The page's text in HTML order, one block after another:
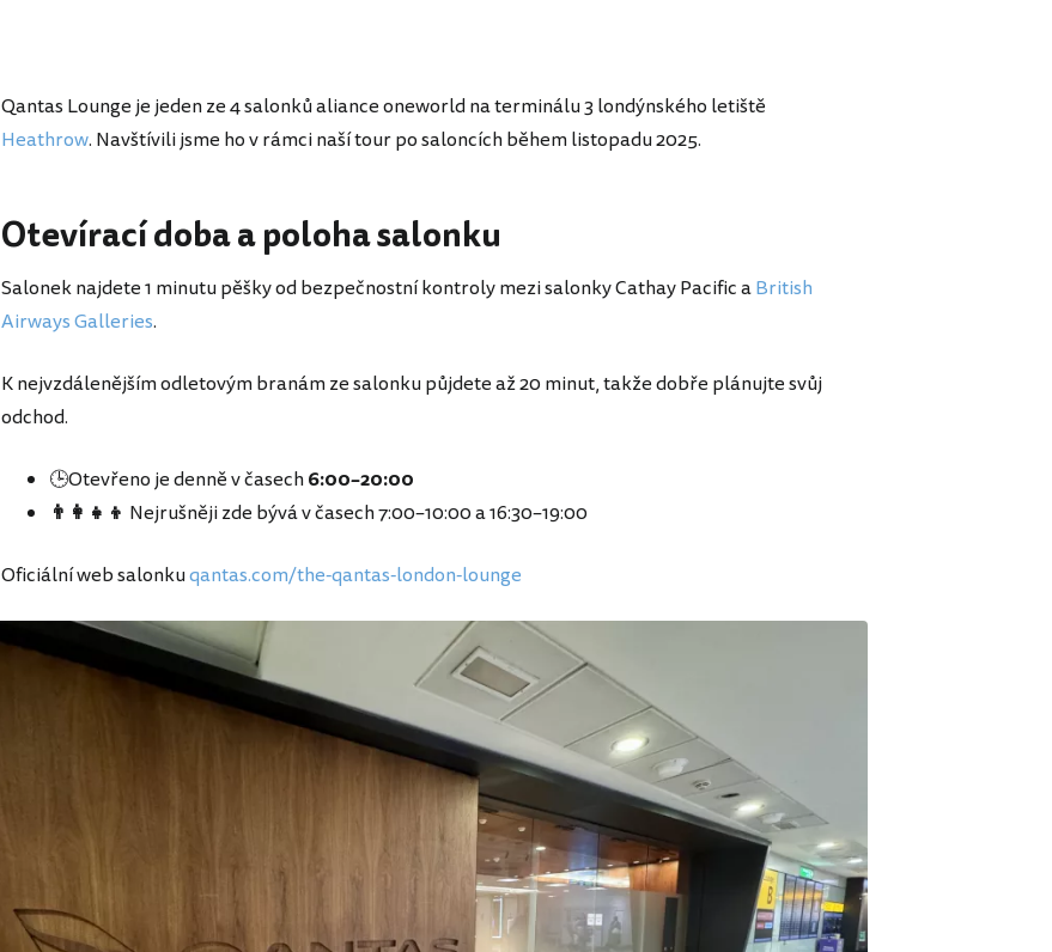
Qantas Lounge je jeden ze 4 salonků aliance oneworld na terminálu 3 londýnského letiště
Heathrow. Navštívili jsme ho v rámci naší tour po saloncích během listopadu 2025.
Otevírací doba a poloha salonku
Salonek najdete 1 minutu pěšky od bezpečnostní kontroly mezi salonky Cathay Pacific aBritish
Airways Galleries.
K nejvzdálenějším odletovým branám ze salonku půjdete až 20 minut, takže dobře plánujte svůj
odchod.
🕒Otevřeno je denně v časech6:00–20:00
👨‍👩‍👧‍👦 Nejrušněji zde bývá v časech 7:00–10:00 a 16:30–19:00
Oficiální web salonkuqantas.com/the-qantas-london-lounge